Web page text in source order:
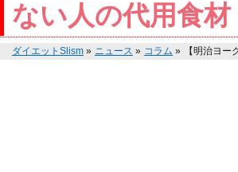
ない人の代用食材
ダイエットSlism » ニュース » コラム » 【明治ヨ